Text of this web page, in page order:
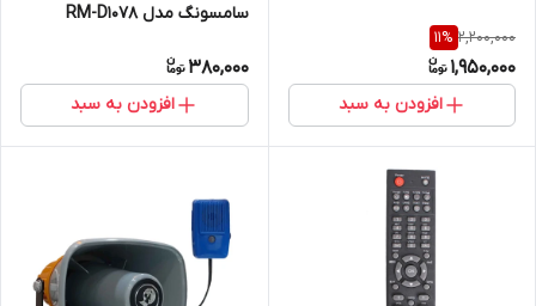
2,200,000
11%
1,950,000
افزودن به سبد
سامسونگ مدل RM-D1078
380,000
افزودن به سبد